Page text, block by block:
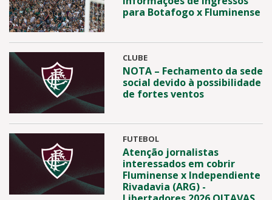
para Botafogo x Fluminense
CLUBE
NOTA – Fechamento da sede
social devido à possibilidade
de fortes ventos
FUTEBOL
Atenção jornalistas
interessados em cobrir
Fluminense x Independiente
Rivadavia (ARG) -